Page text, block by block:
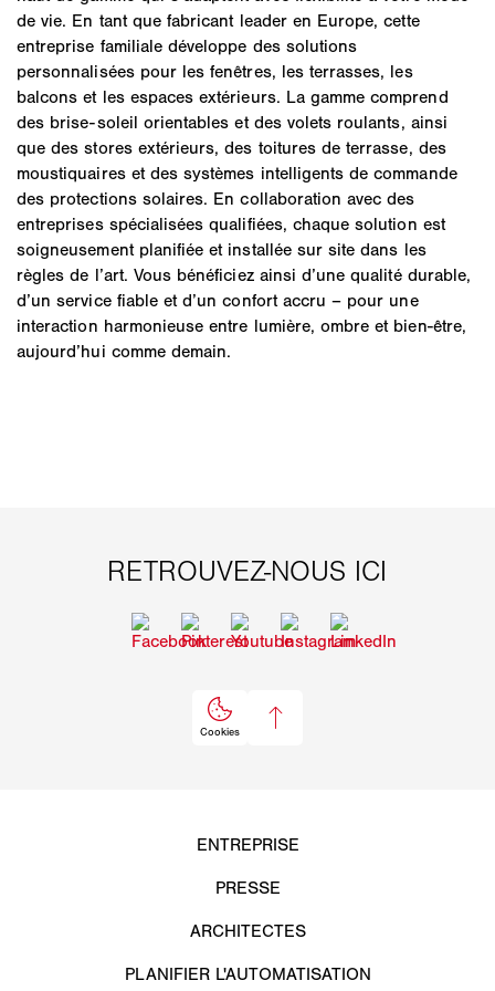
de vie. En tant que fabricant leader en Europe, cette
entreprise familiale développe des solutions
personnalisées pour les fenêtres, les terrasses, les
balcons et les espaces extérieurs. La gamme comprend
des brise-soleil orientables et des volets roulants, ainsi
que des stores extérieurs, des toitures de terrasse, des
moustiquaires et des systèmes intelligents de commande
des protections solaires. En collaboration avec des
entreprises spécialisées qualifiées, chaque solution est
soigneusement planifiée et installée sur site dans les
règles de l’art. Vous bénéficiez ainsi d’une qualité durable,
d’un service fiable et d’un confort accru – pour une
interaction harmonieuse entre lumière, ombre et bien-être,
aujourd’hui comme demain.